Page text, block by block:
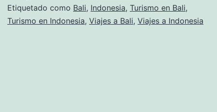
inolvidable
Etiquetado como Bali, Indonesia, Turismo en Bali,
Turismo en Indonesia, Viajes a Bali, Viajes a Indonesia